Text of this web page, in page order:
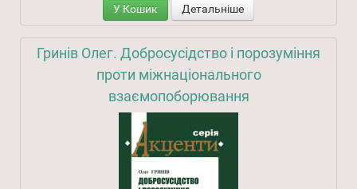
У Кошик Детальніше
Гринів Олег. Добросусідство і порозуміння
проти міжнаціонального
взаємопоборювання